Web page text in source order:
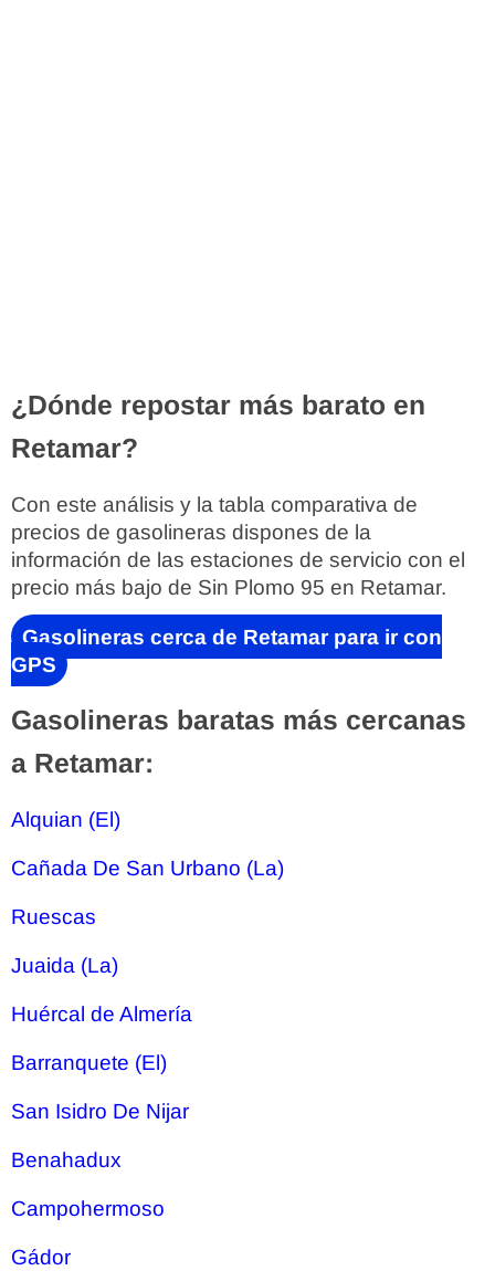
¿Dónde repostar más barato en
Retamar?
Con este análisis y la tabla comparativa de
precios de gasolineras dispones de la
información de las estaciones de servicio con el
precio más bajo de Sin Plomo 95 en Retamar.
Gasolineras cerca de Retamar para ir con
GPS
Gasolineras baratas más cercanas
a Retamar:
Alquian (El)
Cañada De San Urbano (La)
Ruescas
Juaida (La)
Huércal de Almería
Barranquete (El)
San Isidro De Nijar
Benahadux
Campohermoso
Gádor